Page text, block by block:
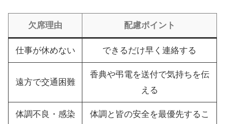
欠席理由 配慮ポイント
仕事が休めない できるだけ早く連絡する
遠方で交通困難
香典や弔電を送付で気持ちを伝
える
体調不良・感染
体調と皆の安全を最優先するこ